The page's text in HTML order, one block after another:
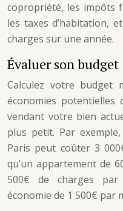
copropriété, les impôts
les taxes d’habitation,
charges sur une année.
Évaluer son budget
Calculez votre budget
économies
vendant votre bien
plus petit. Par
Paris peut coûter 3
qu’un appartement de
500€ de charges
économie de 1 500€ par